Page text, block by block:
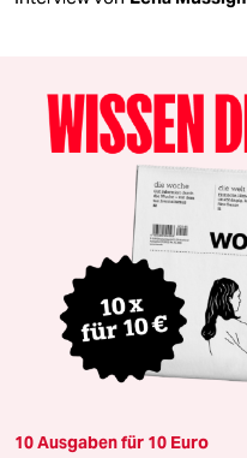
10 Ausgaben für 10 Euro